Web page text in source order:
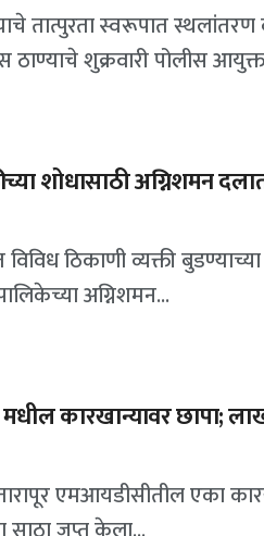
तात्पुरता स्वरूपात
शुक्रवारी पोलीस
शोधासाठी अग्निशमन
विविध ठिकाणी व्यक्ती
अग्निशमन...
कारखान्यावर छापा;
एमआयडीसीतील एका